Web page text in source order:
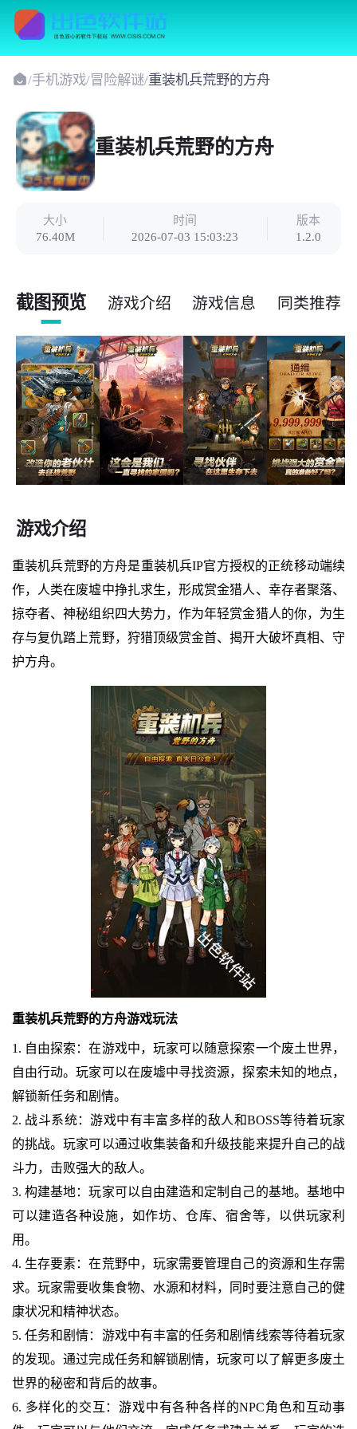
/手机游戏/冒险解谜/重装机兵荒野的方舟
重装机兵荒野的方舟
大小
76.40M
时间
2026-07-03 15:03:23
版本
1.2.0
截图预览 游戏介绍 游戏信息 同类推荐
游戏介绍
重装机兵荒野的方舟是重装机兵IP官方授权的正统移动端续
作，人类在废墟中挣扎求生，形成赏金猎人、幸存者聚落、
掠夺者、神秘组织四大势力，作为年轻赏金猎人的你，为生
存与复仇踏上荒野，狩猎顶级赏金首、揭开大破坏真相、守
护方舟。
重装机兵荒野的方舟游戏玩法
1. 自由探索：在游戏中，玩家可以随意探索一个废土世界，
自由行动。玩家可以在废墟中寻找资源，探索未知的地点，
解锁新任务和剧情。
2. 战斗系统：游戏中有丰富多样的敌人和BOSS等待着玩家
的挑战。玩家可以通过收集装备和升级技能来提升自己的战
斗力，击败强大的敌人。
3. 构建基地：玩家可以自由建造和定制自己的基地。基地中
可以建造各种设施，如作坊、仓库、宿舍等，以供玩家利
用。
4. 生存要素：在荒野中，玩家需要管理自己的资源和生存需
求。玩家需要收集食物、水源和材料，同时要注意自己的健
康状况和精神状态。
5. 任务和剧情：游戏中有丰富的任务和剧情线索等待着玩家
的发现。通过完成任务和解锁剧情，玩家可以了解更多废土
世界的秘密和背后的故事。
6. 多样化的交互：游戏中有各种各样的NPC角色和互动事